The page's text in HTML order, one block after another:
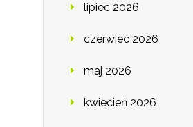
lipiec 2026
czerwiec 2026
maj 2026
kwiecień 2026